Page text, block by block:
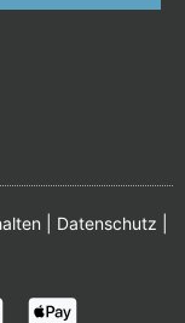
| Datenschutz